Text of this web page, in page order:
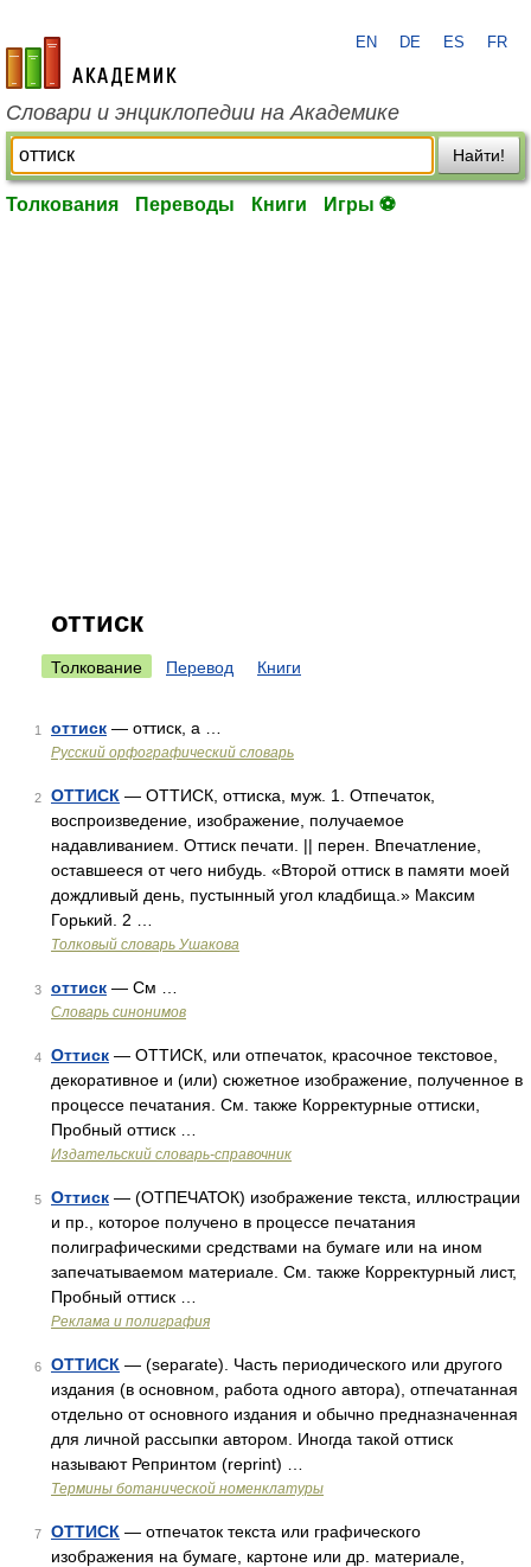
academic.ru
EN DE ES FR
Словари и энциклопедии на Академике
Найти!
Толкования Переводы Книги Игры ⚽
оттиск
Толкование Перевод Книги
1 оттиск — оттиск, а …
Русский орфографический словарь
2 ОТТИСК — ОТТИСК, оттиска, муж. 1. Отпечаток,
воспроизведение, изображение, получаемое
надавливанием. Оттиск печати. || перен. Впечатление,
оставшееся от чего нибудь. «Второй оттиск в памяти моей
дождливый день, пустынный угол кладбища.» Максим
Горький. 2 …
Толковый словарь Ушакова
3 оттиск — См …
Словарь синонимов
4 Оттиск — ОТТИСК, или отпечаток, красочное текстовое,
декоративное и (или) сюжетное изображение, полученное в
процессе печатания. См. также Корректурные оттиски,
Пробный оттиск …
Издательский словарь-справочник
5 Оттиск — (ОТПЕЧАТОК) изображение текста, иллюстрации
и пр., которое получено в процессе печатания
полиграфическими средствами на бумаге или на ином
запечатываемом материале. См. также Корректурный лист,
Пробный оттиск …
Реклама и полиграфия
6 ОТТИСК — (separate). Часть периодического или другого
издания (в основном, работа одного автора), отпечатанная
отдельно от основного издания и обычно предназначенная
для личной рассыпки автором. Иногда такой оттиск
называют Репринтом (reprint) …
Термины ботанической номенклатуры
7 ОТТИСК — отпечаток текста или графического
изображения на бумаге, картоне или др. материале,